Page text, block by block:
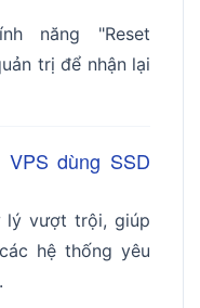
năng "Reset
trị để nhận lại
dùng SSD
lý vượt trội, giúp
các hệ thống yêu